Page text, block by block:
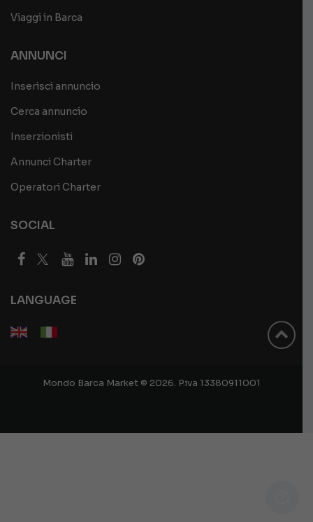
Viaggi in Barca
ANNUNCI
Inserisci annuncio
Cerca annuncio
Inserzionisti
Annunci Charter
Operatori Charter
SOCIAL
LANGUAGE
Mondo Barca Market © 2026. P.iva 13380911001